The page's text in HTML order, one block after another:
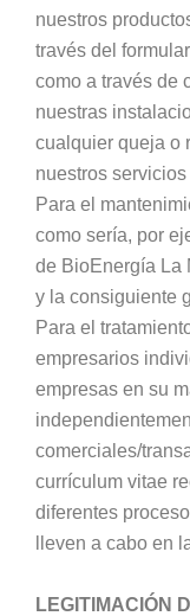
nuestros
través del
como a través de
nuestras
cualquier queja o
nuestros
Para el
como sería, por
de BioEnergía La
y la consiguiente
Para el
empresarios
empresas en su
comerciales/
currículum vitae
diferentes
lleven a cabo en
LEGITIMACIÓN